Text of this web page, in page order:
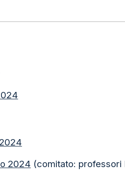
2024 (comitato: professori